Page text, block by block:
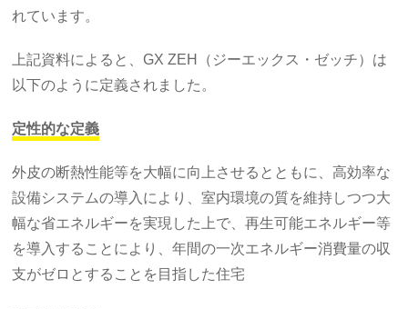
れています。
上記資料によると、GX ZEH（ジーエックス・ゼッチ）は
以下のように定義されました。
定性的な定義
外皮の断熱性能等を大幅に向上させるとともに、高効率な
設備システムの導入により、室内環境の質を維持しつつ大
幅な省エネルギーを実現した上で、再生可能エネルギー等
を導入することにより、年間の一次エネルギー消費量の収
支がゼロとすることを目指した住宅